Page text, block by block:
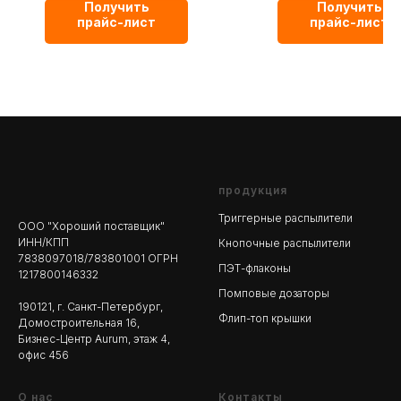
Цвет: Черный;
Получить
прайс-лист
Получить
прайс-лист
ООО "Хороший поставщик"
ИНН/КПП
7838097018/783801001 ОГРН
1217800146332
190121, г. Санкт-Петербург,
Домостроительная 16,
Бизнес-Центр Aurum, этаж 4,
офис 456
продукция
Триггерные распылители
Кнопочные распылители
ПЭТ-флаконы
Помповые дозаторы
Флип-топ крышки
О нас Контакты